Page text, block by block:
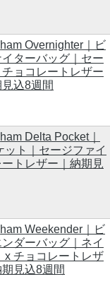
Overnighter｜ビ
ターバッグ｜セー
ョコレートレザー
見込8週間
Delta Pocket｜
ット｜セージファイ
トレザー｜納期見
Weekender｜ビ
ダーバッグ｜ネイ
x チョコレートレザ
見込8週間